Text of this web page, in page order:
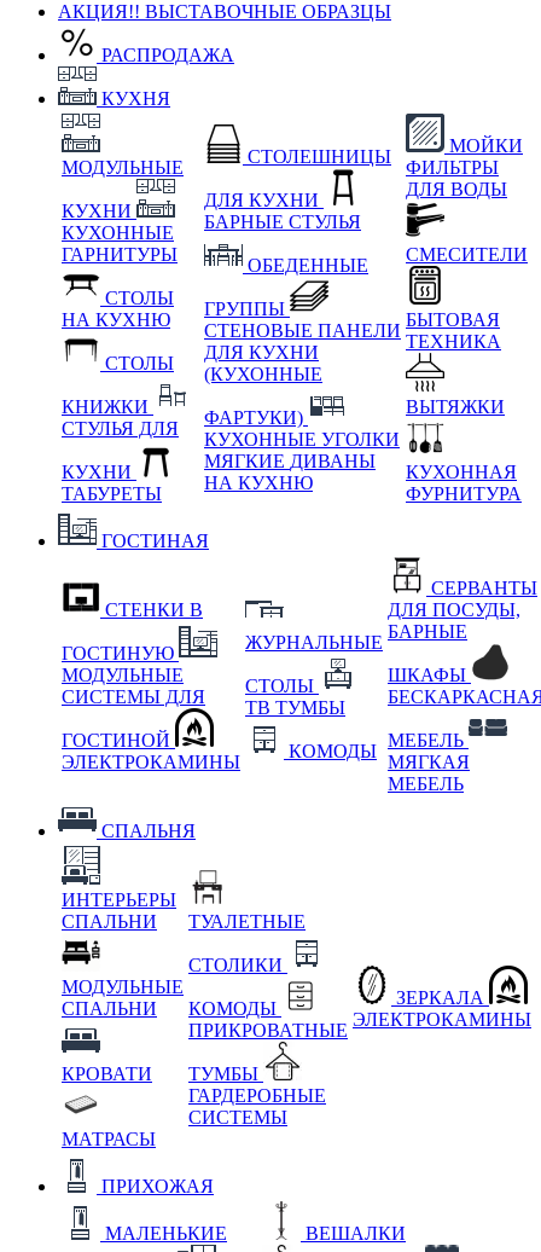
АКЦИЯ!! ВЫСТАВОЧНЫЕ ОБРАЗЦЫ
РАСПРОДАЖА
КУХНЯ
МОДУЛЬНЫЕ
КУХНИ
КУХОННЫЕ
ГАРНИТУРЫ
СТОЛЫ
НА КУХНЮ
СТОЛЫ
КНИЖКИ
СТУЛЬЯ ДЛЯ
КУХНИ
ТАБУРЕТЫ
СТОЛЕШНИЦЫ
ДЛЯ КУХНИ
БАРНЫЕ СТУЛЬЯ
ОБЕДЕННЫЕ
ГРУППЫ
СТЕНОВЫЕ ПАНЕЛИ
ДЛЯ КУХНИ
(КУХОННЫЕ
ФАРТУКИ)
КУХОННЫЕ УГОЛКИ
МЯГКИЕ ДИВАНЫ
НА КУХНЮ
МОЙКИ
ФИЛЬТРЫ
ДЛЯ ВОДЫ
СМЕСИТЕЛИ
БЫТОВАЯ
ТЕХНИКА
ВЫТЯЖКИ
КУХОННАЯ
ФУРНИТУРА
ГОСТИНАЯ
СТЕНКИ В
ГОСТИНУЮ
МОДУЛЬНЫЕ
СИСТЕМЫ ДЛЯ
ГОСТИНОЙ
ЭЛЕКТРОКАМИНЫ
ЖУРНАЛЬНЫЕ
СТОЛЫ
ТВ ТУМБЫ
КОМОДЫ
СЕРВАНТЫ
ДЛЯ ПОСУДЫ,
БАРНЫЕ
ШКАФЫ
МЕБЕЛЬ
МЯГКАЯ
МЕБЕЛЬ
СПАЛЬНЯ
ИНТЕРЬЕРЫ
СПАЛЬНИ
МОДУЛЬНЫЕ
СПАЛЬНИ
КРОВАТИ
МАТРАСЫ
ТУАЛЕТНЫЕ
СТОЛИКИ
КОМОДЫ
ПРИКРОВАТНЫЕ
ТУМБЫ
ГАРДЕРОБНЫЕ
СИСТЕМЫ
ЗЕРКАЛА
ЭЛЕКТРОКАМИНЫ
ПРИХОЖАЯ
МАЛЕНЬКИЕ ВЕШАЛКИ